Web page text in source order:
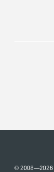
© 2008—2026